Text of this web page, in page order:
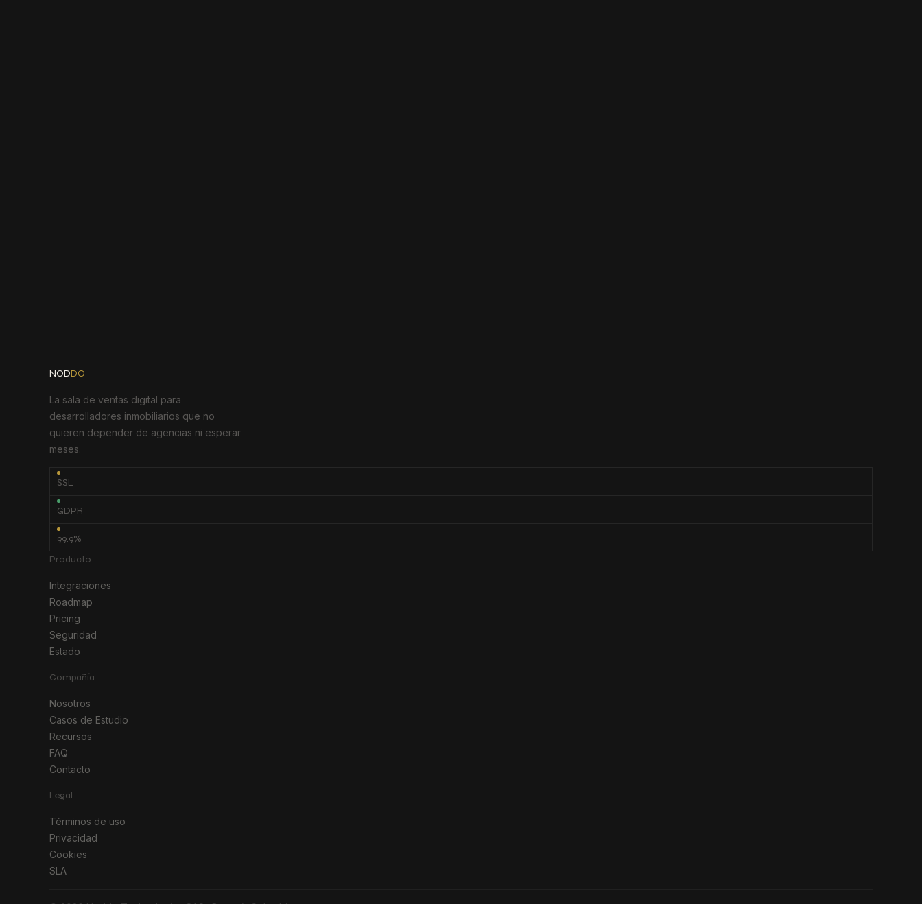
NODDO
La sala de ventas digital para
desarrolladores inmobiliarios que no
quieren depender de agencias ni esperar
meses.
SSL
GDPR
99.9%
Producto
Integraciones
Roadmap
Pricing
Seguridad
Estado
Compañía
Nosotros
Casos de Estudio
Recursos
FAQ
Contacto
Legal
Términos de uso
Privacidad
Cookies
SLA